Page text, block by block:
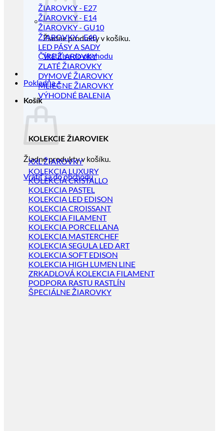
Žiadne produkty v košíku.
Vrátiť sa do obchodu
Pokladňa+
Košík
Žiadne produkty v košíku.
Vrátiť sa do obchodu
ŽIAROVKY - E27
ŽIAROVKY - E14
ŽIAROVKY - GU10
ŽIAROVKY - E40
LED PÁSY A SADY
ČÍRE ŽIAROVKY
ZLATÉ ŽIAROVKY
DYMOVÉ ŽIAROVKY
MLIEČNE ŽIAROVKY
VÝHODNÉ BALENIA
KOLEKCIE ŽIAROVIEK
XXL ŽIAROVKY
KOLEKCIA LUXURY
KOLEKCIA CRISTALLO
KOLEKCIA PASTEL
KOLEKCIA LED EDISON
KOLEKCIA CROISSANT
KOLEKCIA FILAMENT
KOLEKCIA PORCELLANA
KOLEKCIA MASTERCHEF
KOLEKCIA SEGULA LED ART
KOLEKCIA SOFT EDISON
KOLEKCIA HIGH LUMEN LINE
ZRKADLOVÁ KOLEKCIA FILAMENT
PODPORA RASTU RASTLÍN
ŠPECIÁLNE ŽIAROVKY